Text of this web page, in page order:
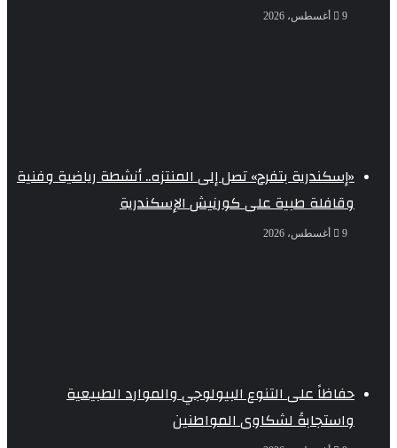
9 أغسطس، 2026
«إسكندرية بتفرح» تصل إلى المنتزه.. أنشطة رياضية وفنية
وقافلة طبية على كورنيش الإسكندرية
9 أغسطس، 2026
حفاظاً على التنوع البيولوجي والموارد الطبيعية
واستجابةً لشكاوى المواطنين